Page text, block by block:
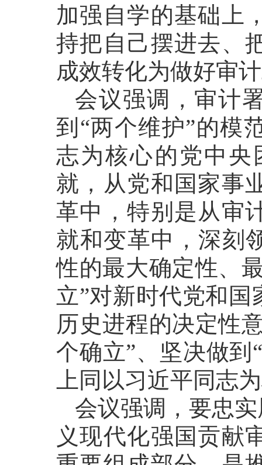
加强自学的基础上
持把自己摆进去、
成效转化为做好审
会议强调，审计
到“两个维护”的模
志为核心的党中
就，从党和国家事
革中，特别是从审
就和变革中，深刻
性的最大确定性、
立”对新时代党和
历史进程的决定性
个确立”、坚决做到
上同以习近平同志
会议强调，要忠
义现代化强国贡献